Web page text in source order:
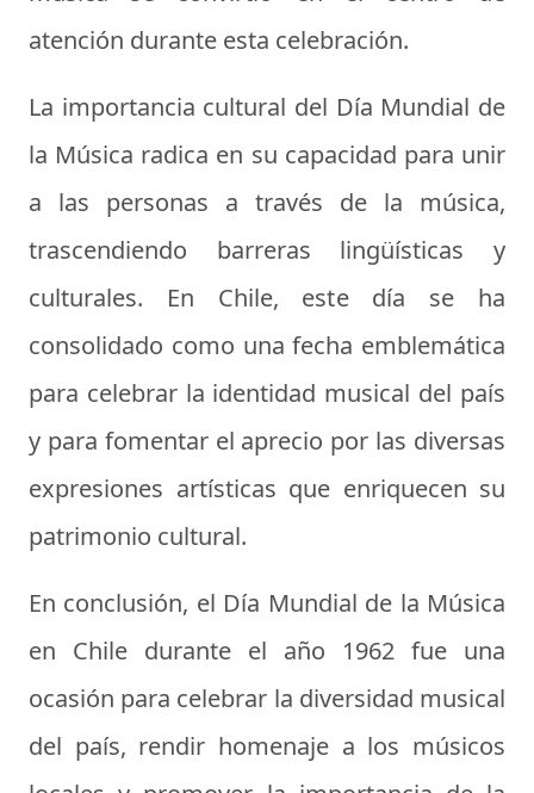
atención durante esta celebración.
La importancia cultural del Día Mundial de
la Música radica en su capacidad para unir
a las personas a través de la música,
trascendiendo barreras lingüísticas y
culturales. En Chile, este día se ha
consolidado como una fecha emblemática
para celebrar la identidad musical del país
y para fomentar el aprecio por las diversas
expresiones artísticas que enriquecen su
patrimonio cultural.
En conclusión, el Día Mundial de la Música
en Chile durante el año 1962 fue una
ocasión para celebrar la diversidad musical
del país, rendir homenaje a los músicos